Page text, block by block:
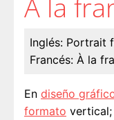
Inglés: Portrait
Francés: À la
En diseño
formato vertical;